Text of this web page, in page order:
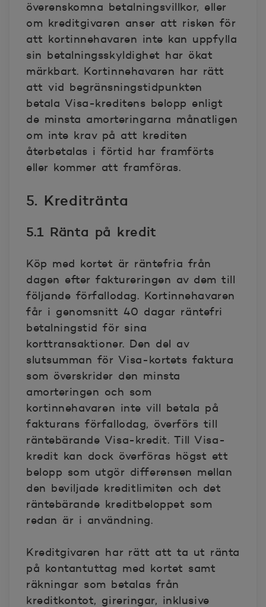
överenskomna betalningsvillkor, eller
om kreditgivaren anser att risken för
att kortinnehavaren inte kan uppfylla
sin betalningsskyldighet har ökat
märkbart. Kortinnehavaren har rätt
att vid begränsningstidpunkten
betala Visa-kreditens belopp enligt
de minsta amorteringarna månatligen
om inte krav på att krediten
återbetalas i förtid har framförts
eller kommer att framföras.
5. Kreditränta
5.1 Ränta på kredit
Köp med kortet är räntefria från
dagen efter faktureringen av dem till
följande förfallodag. Kortinnehavaren
får i genomsnitt 40 dagar räntefri
betalningstid för sina
korttransaktioner. Den del av
slutsumman för Visa-kortets faktura
som överskrider den minsta
amorteringen och som
kortinnehavaren inte vill betala på
fakturans förfallodag, överförs till
räntebärande Visa-kredit. Till Visa-
kredit kan dock överföras högst ett
belopp som utgör differensen mellan
den beviljade kreditlimiten och det
räntebärande kreditbeloppet som
redan är i användning.
Kreditgivaren har rätt att ta ut ränta
på kontantuttag med kortet samt
räkningar som betalas från
kreditkontot, gireringar, inklusive